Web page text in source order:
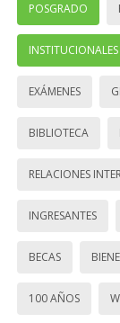
POSGRADO
INSTITUCIONALES
EXÁMENES
BIBLIOTECA
RELACIONES
INGRESANTES
BECAS
100 AÑOS